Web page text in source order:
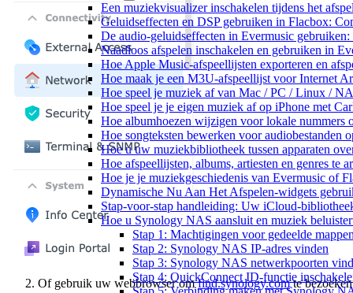
Een muziekvisualizer inschakelen tijdens het
Geluidseffecten en DSP gebruiken in Flacbox:
De audio-geluidseffecten in Evermusic
Naadloos afspelen inschakelen en gebruiken in
Hoe Apple Music-afspeellijsten exporteren en
Hoe maak je een M3U-afspeellijst voor Internet
Hoe speel je muziek af van Mac / PC / Linux /
Hoe speel je je eigen muziek af op iPhone met
Hoe albumhoezen wijzigen voor lokale nummers
Hoe songteksten bewerken voor audiobestanden
Hoe u uw muziekbibliotheek tussen apparaten
Hoe afspeellijsten, albums, artiesten en genres te
Hoe je je muziekgeschiedenis van Evermusic of
Dynamische Nu Aan Het Afspelen-widgets
Stap-voor-stap handleiding: Uw iCloud-
Hoe u Synology NAS aansluit en muziek
Stap 1: Machtigingen voor gedeelde
Stap 2: Synology NAS IP-adres vinden
Stap 3: Synology NAS netwerkpoorten
Stap 4: QuickConnect ID-functie
Of gebruik uw webbrowser omfind.synology.comte